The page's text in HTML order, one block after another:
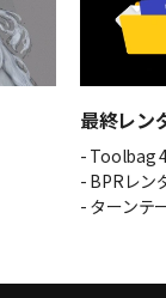
最終レン
- Toolbag
- BPRレン
- ターンテ